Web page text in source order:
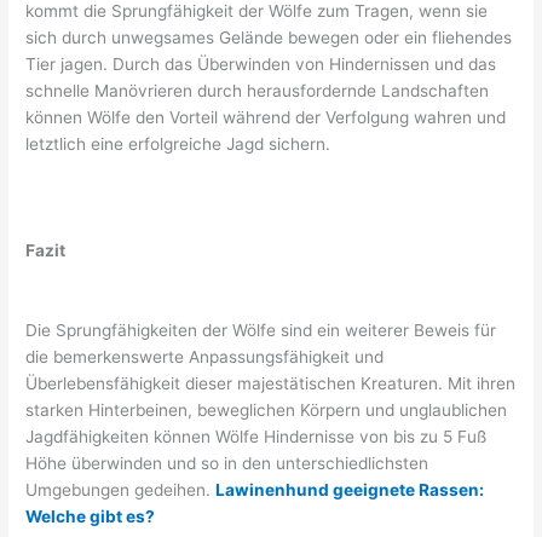
kommt die Sprungfähigkeit der Wölfe zum Tragen, wenn sie
sich durch unwegsames Gelände bewegen oder ein fliehendes
Tier jagen. Durch das Überwinden von Hindernissen und das
schnelle Manövrieren durch herausfordernde Landschaften
können Wölfe den Vorteil während der Verfolgung wahren und
letztlich eine erfolgreiche Jagd sichern.
Fazit
Die Sprungfähigkeiten der Wölfe sind ein weiterer Beweis für
die bemerkenswerte Anpassungsfähigkeit und
Überlebensfähigkeit dieser majestätischen Kreaturen. Mit ihren
starken Hinterbeinen, beweglichen Körpern und unglaublichen
Jagdfähigkeiten können Wölfe Hindernisse von bis zu 5 Fuß
Höhe überwinden und so in den unterschiedlichsten
Umgebungen gedeihen.Lawinenhund geeignete Rassen:
Welche gibt es?